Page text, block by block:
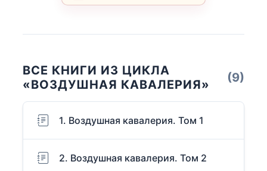
ВСЕ КНИГИ ИЗ ЦИКЛА
«ВОЗДУШНАЯ КАВАЛЕРИЯ»
(9)
1. Воздушная кавалерия. Том 1
2. Воздушная кавалерия. Том 2